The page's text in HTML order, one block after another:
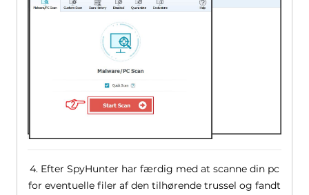
4. Efter SpyHunter har færdig med at scanne din pc
for eventuelle filer af den tilhørende trussel og fandt